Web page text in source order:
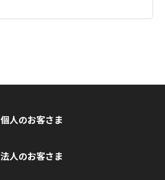
個人のお客さま
法人のお客さま